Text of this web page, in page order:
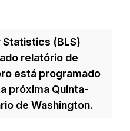
Statistics (BLS)
relatório de
está programado
próxima Quinta-
de Washington.